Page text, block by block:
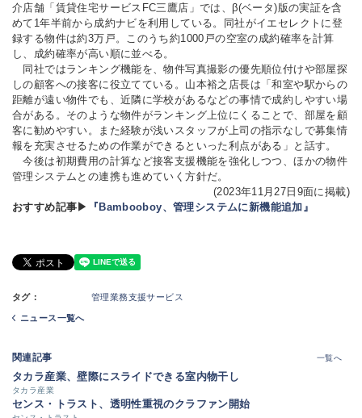
介店舗「賃貸住宅サービスFC三鷹店」では、β(ベータ)版の実証を含
めて1年半前から成約ナビを利用している。同社がイエセレクトに登
録する物件は約3万戸。このうち約1000戸の空室の成約確率を計算
し、成約確率が高い順に並べる。
同社ではランキング機能を、物件写真撮影の優先順位付けや部屋探
しの顧客への接客に役立てている。山本裕之店長は「和室や駅からの
距離が遠い物件でも、近隣に学校があるなどの事情で成約しやすい場
合がある。そのような物件がランキング上位にくることで、部屋を顧
客に勧めやすい。また経験が浅いスタッフが上司の指示なしで募集情
報を充実させるための作業ができるといった利点がある」と話す。
今後は初期費用の計算など接客支援機能を強化しつつ、ほかの物件
管理システムとの連携も進めていく方針だ。
(2023年11月27日9面に掲載)
おすすめ記事▶
『Bambooboy、管理システムに新機能追加』
タグ： 管理業務支援サービス
ニュース一覧へ
関連記事 一覧へ
タカラ産業、壁際にスライドできる室内物干し
タカラ産業
センス・トラスト、透明性重視のクラファン開始